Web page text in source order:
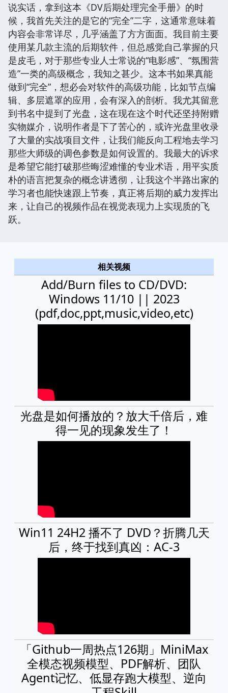
说实话，拿到这本《DV后期处理完全手册》的时
候，我首先关注的是它的“完全”二字，这通常意味着
内容会非常详尽，几乎涵盖了方方面面。我目前主要
使用某几款主流的后期软件，但总感觉自己掌握的只
是皮毛，对于那些专业人士常说的“电影感”、“氛围营
造”一类的高级概念，我知之甚少。这本书如果真能
做到“完全”，想必会对软件的高级功能，比如节点编
辑、多层遮罩的应用，会有深入的剖析。我尤其留意
到书名中提到了光盘，这在现在这个时代还坚持附赠
实物媒介，说明作者是下了苦心的，或许光盘里收录
了大量的实战项目文件，让我们能反向工程地去学习
那些大师级的调色参数是如何设置的。我最大的诉求
是希望它能打破那些晦涩难懂的专业术语，用平实质
朴的语言把复杂的概念讲透彻，让我这个半路出家的
学习者也能快速跟上节奏，真正将后期的威力发挥出
来，让自己的视频作品在视觉表现力上实现质的飞
跃。
相关视频
Add/Burn files to CD/DVD:
Windows 11/10 || 2023
(pdf,doc,ppt,music,video,etc)
光盘是如何播放的？放大千倍后，难
得一见的现象发生了！
Win11 24H2 播不了 DVD？折腾几天
后，终于找到真凶：AC-3
「Github一周热点126期」MiniMax
全模态视频模型、PDF解析、团队
Agent记忆、低显存跑大模型、逆向